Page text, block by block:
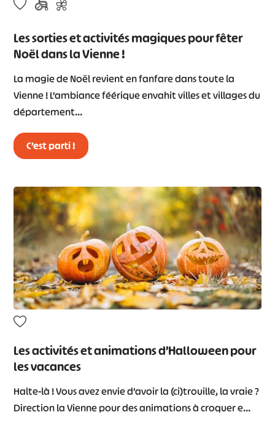
Les sorties et activités magiques pour fêter
Noël dans la Vienne !
La magie de Noël revient en fanfare dans toute la
Vienne ! L’ambiance féérique envahit villes et villages du
département…
C’est parti !
Les activités et animations d’Halloween pour
les vacances
Halte-là ! Vous avez envie d’avoir la (ci)trouille, la vraie ?
Direction la Vienne pour des animations à croquer e…